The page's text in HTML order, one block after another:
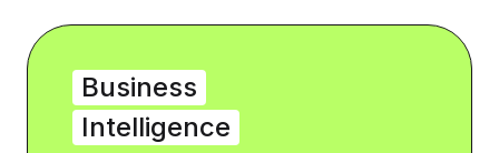
Business
Intelligence